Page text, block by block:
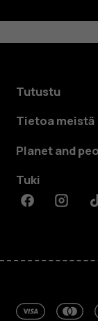
Tutustu
Tietoa meistä
Planet and
Tuki
Facebook